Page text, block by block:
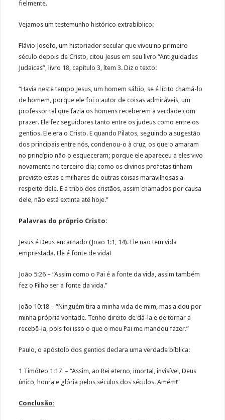
fielmente.
Vejamos um testemunho histórico extrabíblico:
Flávio Josefo, um historiador secular que viveu no primeiro
século depois de Cristo, citou Jesus em seu livro “Antiguidades
Judaicas”, livro 18, capítulo 3, ítem 3. Diz o texto:
“Havia neste tempo Jesus, um homem sábio, se é lícito chamá-lo
de homem, porque ele foi o autor de coisas admiráveis, um
professor tal que fazia os homens receberem a verdade com
prazer. Ele fez seguidores tanto entre os judeus como entre os
gentios. Ele era o Cristo. E quando Pilatos, seguindo a sugestão
dos principais entre nós, condenou-o à cruz, os que o amaram
no princípio não o esqueceram; porque ele apareceu a eles vivo
novamente no terceiro dia; como os divinos profetas tinham
previsto estas e milhares de outras coisas maravilhosas a
respeito dele. E a tribo dos cristãos, assim chamados por causa
dele, não está extinta até hoje.”
Palavras do próprio Cristo:
Jesus é Deus encarnado (João 1:1, 14). Ele não tem vida
emprestada. Ele é fonte de vida!
João 5:26 – “Assim como o Pai é a fonte da vida, assim também
fez o Filho ser a fonte da vida.”
João 10:18 – “Ninguém tira a minha vida de mim, mas a dou por
minha própria vontade. Tenho direito de dá-la e de tornar a
recebê-la, pois foi isso o que o meu Pai me mandou fazer.”
Paulo, o apóstolo dos gentios declara uma verdade bíblica:
1 Timóteo 1:17 – “Assim, ao Rei eterno, imortal, invisível, Deus
único, honra e glória pelos séculos dos séculos. Amém!”
Conclusão: